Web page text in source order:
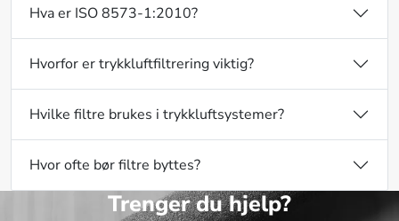
Hva er ISO 8573-1:2010?
Hvorfor er trykkluftfiltrering viktig?
Hvilke filtre brukes i trykkluftsystemer?
Hvor ofte bør filtre byttes?
Trenger du hjelp?